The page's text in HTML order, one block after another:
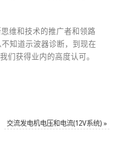
维和技术的推广者和领路
知道示波器诊断，到现在
们获得业内的高度认可。
交流发电机电压和电流(12V系统)»